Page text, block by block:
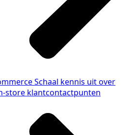
Schaal kennis uit over
store klantcontactpunten